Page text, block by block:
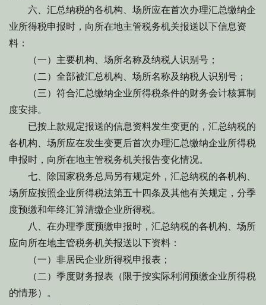
六、汇总纳税的各机构、场所应在首次办理汇总缴纳企
业所得税申报时，向所在地主管税务机关报送以下信息资
料：
（一）主要机构、场所名称及纳税人识别号；
（二）全部被汇总机构、场所名称及纳税人识别号；
（三）符合汇总缴纳企业所得税条件的财务会计核算制
度安排。
已按上款规定报送的信息资料发生变更的，汇总纳税的
各机构、场所应在发生变更后首次办理汇总缴纳企业所得税
申报时，向所在地主管税务机关报告变化情况。
七、除国家税务总局另有规定外，汇总纳税的各机构、
场所应按照企业所得税法第五十四条及其他有关规定，分季
度预缴和年终汇算清缴企业所得税。
八、在办理季度预缴申报时，汇总纳税的各机构、场所
应向所在地主管税务机关报送以下资料：
（一）非居民企业所得税申报表；
（二）季度财务报表（限于按实际利润预缴企业所得税
的情形）。